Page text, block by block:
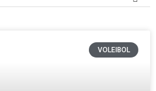
VOLEIBOL